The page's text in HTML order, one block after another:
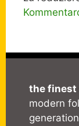
the finest
modern